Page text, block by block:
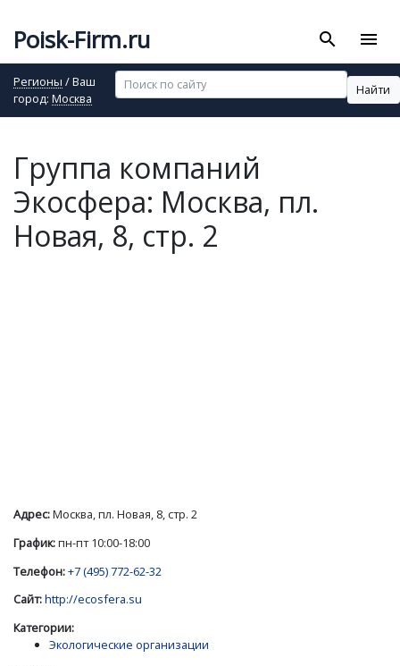
Poisk-Firm.ru search menu
Регионы / Ваш
город: Москва
Найти
Группа компаний
Экосфера: Москва, пл.
Новая, 8, стр. 2
Адрес:Москва, пл. Новая, 8, стр. 2
График:пн-пт 10:00-18:00
Телефон:+7 (495) 772-62-32
Сайт:http://ecosfera.su
Категории:
Экологические организации